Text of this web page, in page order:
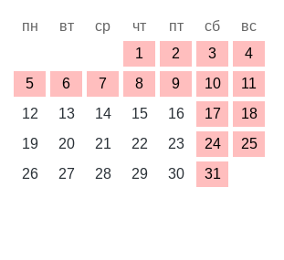
пн вт ср чт пт сб
вс
1
2 3
4
5
6 7 8 9 10
11
12
13 14 15 16 17
18
19
20 21 22 23 24
25
26
27 28 29 30 31